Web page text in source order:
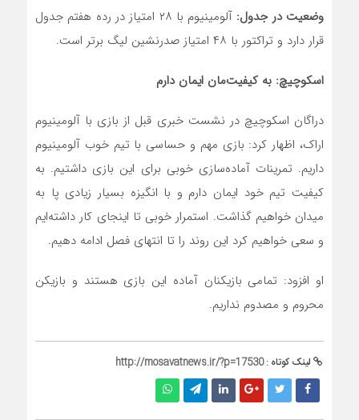
وضعیت در جدول:
آلومینیوم با ۲۸ امتیاز در رده هفتم جدول
قرار دارد و تراکتور با ۴۸ امتیاز صدرنشین لیگ برتر است.
اسکوچیچ: به کیفیت‌مان ایمان دارم
دراگان اسکوچیچ در نشست خبری قبل از بازی با آلومینیوم
اراک، اظهار کرد: بازی مهم و حساسی با تیم خوب آلومینیوم
داریم. تمرینات آماده‌سازی خوبی برای این بازی داشتیم. به
کیفیت تیم خود ایمان دارم و با انگیزه بسیار زیادی پا به
میدان خواهیم گذاشت. استمرار خوبی تا اینجای کار داشته‌ایم
و سعی خواهیم کرد این روند را تا انتهای فصل ادامه دهیم.
او افزود: تمامی بازیکنان آماده این بازی هستند و بازیکن
محروم و مصدوم نداریم.
لینک کوتاه :http://mosavatnews.ir/?p=17530